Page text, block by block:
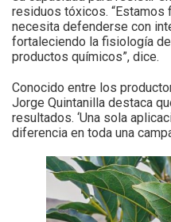
residuos tóxicos. “Estamos
necesita defenderse con
fortaleciendo la fisiología
productos químicos”, dice.
Conocido entre los
Jorge Quintanilla destaca
resultados. ‘Una sola
diferencia en toda una